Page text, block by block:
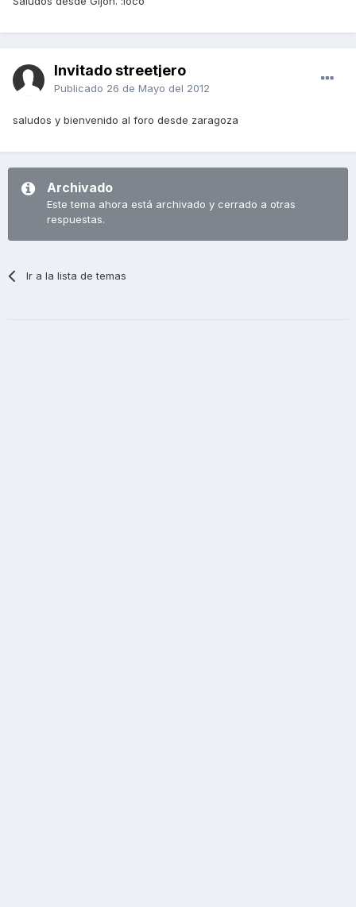
Invitado streetjero
Publicado 26 de Mayo del 2012
saludos y bienvenido al foro desde zaragoza
Archivado
Este tema ahora está archivado y cerrado a otras
respuestas.
Ir a la lista de temas